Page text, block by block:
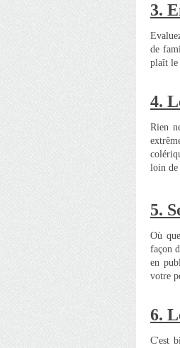
3.
de
plaît le
4.
Rien
loin
5.
Où
façon
en
votre
6.
C'est